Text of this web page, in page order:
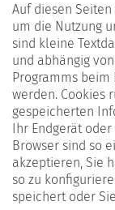
Auf diesen
um die Nutzung
sind kleine
und abhängig
Programms
werden. Cookies
gespeicherten
Ihr Endgerät
Browser sind so
akzeptieren, Sie
so zu
speichert oder